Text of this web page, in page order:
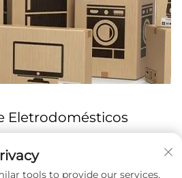
Eletrodomésticos
tools to provide our services.